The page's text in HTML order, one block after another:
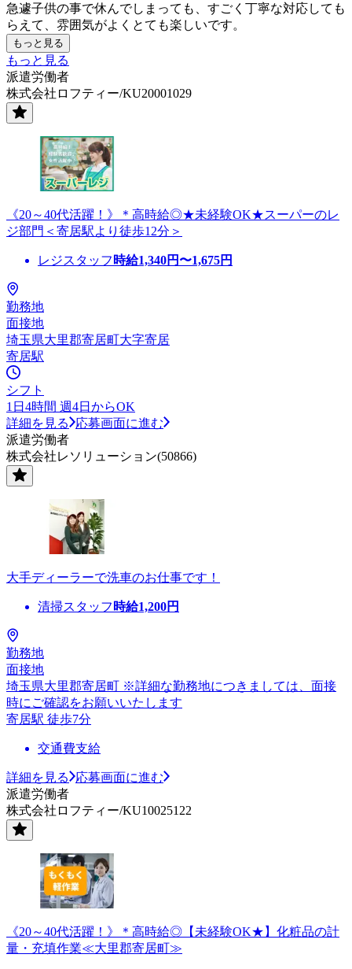
急遽子供の事で休んでしまっても、すごく丁寧な対応しても
らえて、雰囲気がよくとても楽しいです。
もっと見る
もっと見る
派遣労働者
株式会社ロフティー/KU20001029
《20～40代活躍！》＊高時給◎★未経験OK★スーパーのレ
ジ部門＜寄居駅より徒歩12分＞
レジスタッフ 時給1,340円〜1,675円
勤務地
面接地
埼玉県大里郡寄居町大字寄居
寄居駅
シフト
1日4時間 週4日からOK
詳細を見る
応募画面に進む
派遣労働者
株式会社レソリューション(50866)
大手ディーラーで洗車のお仕事です！
清掃スタッフ 時給1,200円
勤務地
面接地
埼玉県大里郡寄居町 ※詳細な勤務地につきましては、面接
時にご確認をお願いいたします
寄居駅 徒歩7分
交通費支給
詳細を見る
応募画面に進む
派遣労働者
株式会社ロフティー/KU10025122
《20～40代活躍！》＊高時給◎【未経験OK★】化粧品の計
量・充填作業≪大里郡寄居町≫